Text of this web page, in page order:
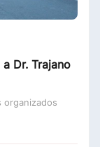
Dr. Trajano
organizados